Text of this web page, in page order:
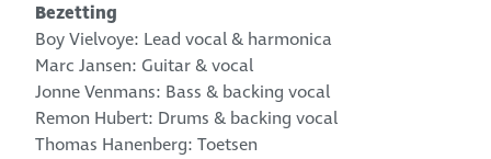
Bezetting
Boy Vielvoye: Lead vocal & harmonica
Marc Jansen: Guitar & vocal
Jonne Venmans: Bass & backing vocal
Remon Hubert: Drums & backing vocal
Thomas Hanenberg: Toetsen